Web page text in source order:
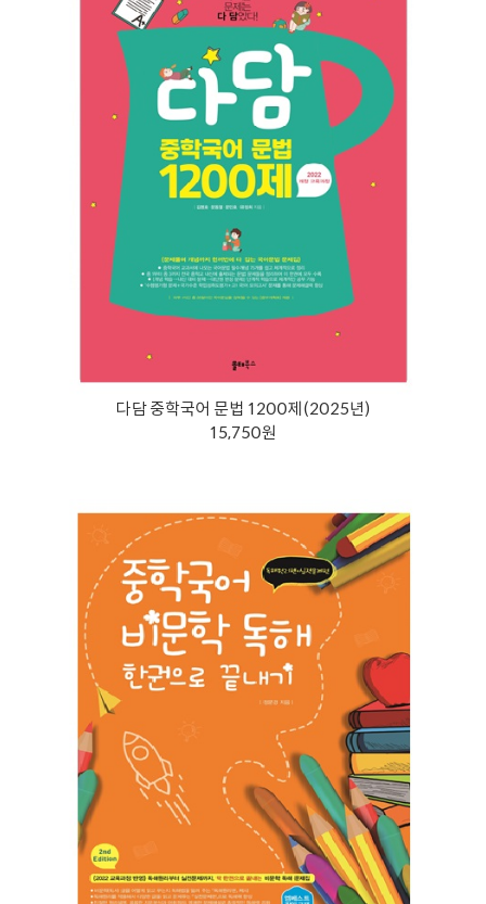
다담 중학국어 문법 1200제(2025년)
15,750원